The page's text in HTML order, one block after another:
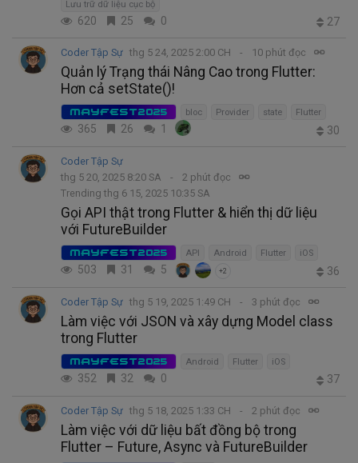
Lưu trữ dữ liệu cục bộ
620 25 0 27
Coder Tập Sự thg 5 24, 2025 2:00 CH 10 phút đọc
Quản lý Trạng thái Nâng Cao trong Flutter:
Hơn cả setState()!
MAYFEST2025 bloc Provider state Flutter
365 26 1 30
Coder Tập Sự
thg 5 20, 2025 8:20 SA
2 phút đọc
Trending thg 6 15, 2025 10:35 SA
Gọi API thật trong Flutter & hiển thị dữ liệu
với FutureBuilder
MAYFEST2025 API Android Flutter iOS
503 31 5 +2 36
Coder Tập Sự thg 5 19, 2025 1:49 CH 3 phút đọc
Làm việc với JSON và xây dựng Model class
trong Flutter
MAYFEST2025 Android Flutter iOS
352 32 0 37
Coder Tập Sự thg 5 18, 2025 1:33 CH 2 phút đọc
Làm việc với dữ liệu bất đồng bộ trong
Flutter – Future, Async và FutureBuilder